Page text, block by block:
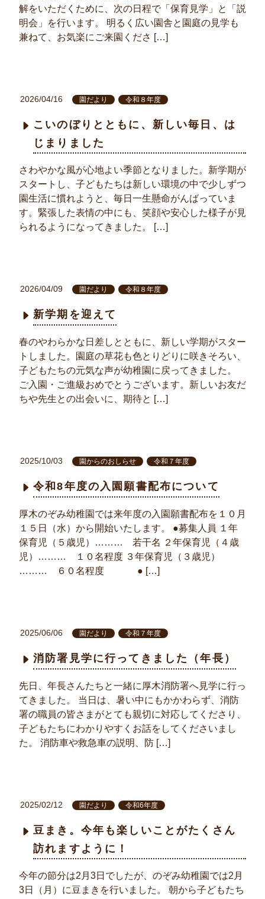
解をいただくために、次の日程で「保育見学」と「説
明会」を行います。 明るく広い園舎と園庭の見学も
兼ねて、お気楽にご来園くださ […]
2026/04/16 園だより 令和８年度
こいのぼりとともに、新しい毎日、は
じまりました
さわやかな風が心地よい季節となりました。新学期が
スタートし、子どもたちは新しい環境の中で少しずつ
園生活に慣れようと、毎日一生懸命がんばっていま
す。緊張した表情の中にも、笑顔や安心した様子が見
られるようになってきました。 […]
2026/04/09 園だより 令和８年度
新学期を迎えて
春のやわらかな日差しとともに、新しい学期がスター
トしました。園庭の草花も色とりどりに咲きそろい、
子どもたちの元気な声が幼稚園に戻ってきました。
ご入園・ご進級おめでとうございます。新しいお友だ
ちや先生との出会いに、期待と […]
2025/10/03 園からのおしらせ 令和７年度
令和8年度の入園願書配布について
厚木のぞみ幼稚園では来年度の入園願書配布を１０月
１５日（水）から開始いたします。 ●募集人員 １年
保育児（５歳児）……… 若干名 ２年保育児（４歳
児）……… １０名程度 ３年保育児（３歳児）
……… ６０名程度 ● […]
2025/06/06 園だより 令和７年度
消防署見学に行ってきました（年長）
先日、年長さんたちと一緒に厚木消防署へ見学に行っ
てきました。 当日は、暑い中にもかかわらず、消防
署の職員の皆さまがとても親切に対応してくださり、
子どもたちにわかりやすくお話をしてくださいまし
た。 消防車や救急車の説明、防 […]
2025/02/12 園だより 令和6年度
豆まき。今年も楽しいことがたくさん
訪れますように！
今年の節分は2月3日でしたが、のぞみ幼稚園では2月
3日（月）に豆まきを行いました。 朝から子どもたち